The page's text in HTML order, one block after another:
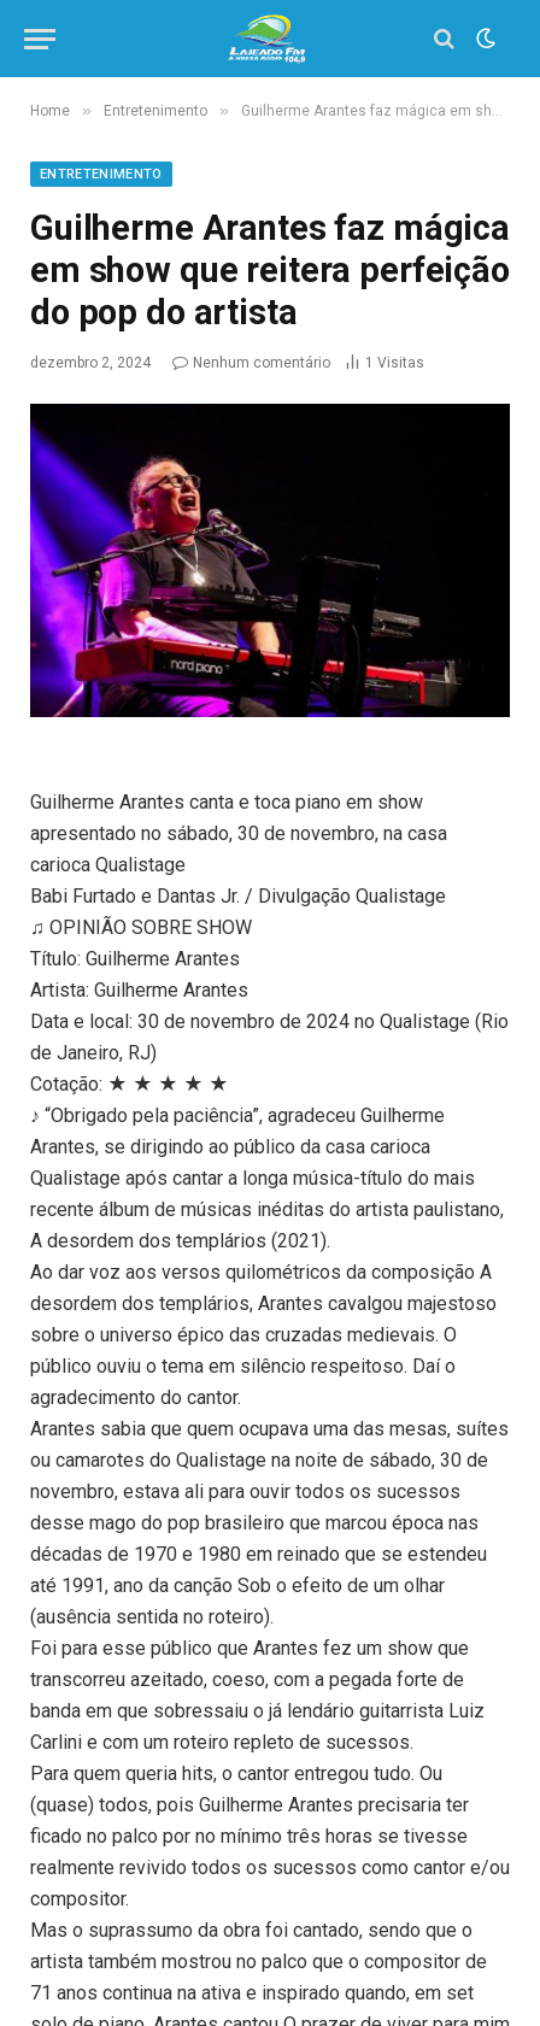
Home » Entretenimento » Guilherme Arantes faz mágica em show que reitera perfeição do pop do artista
ENTRETENIMENTO
Guilherme Arantes faz mágica
em show que reitera perfeição
do pop do artista
dezembro 2, 2024 Nenhum comentário 1 Visitas
Guilherme Arantes canta e toca piano em show
apresentado no sábado, 30 de novembro, na casa
carioca Qualistage
Babi Furtado e Dantas Jr. / Divulgação Qualistage
♫ OPINIÃO SOBRE SHOW
Título: Guilherme Arantes
Artista: Guilherme Arantes
Data e local: 30 de novembro de 2024 no Qualistage (Rio
de Janeiro, RJ)
Cotação: ★ ★ ★ ★ ★
♪ “Obrigado pela paciência”, agradeceu Guilherme
Arantes, se dirigindo ao público da casa carioca
Qualistage após cantar a longa música-título do mais
recente álbum de músicas inéditas do artista paulistano,
A desordem dos templários (2021).
Ao dar voz aos versos quilométricos da composição A
desordem dos templários, Arantes cavalgou majestoso
sobre o universo épico das cruzadas medievais. O
público ouviu o tema em silêncio respeitoso. Daí o
agradecimento do cantor.
Arantes sabia que quem ocupava uma das mesas, suítes
ou camarotes do Qualistage na noite de sábado, 30 de
novembro, estava ali para ouvir todos os sucessos
desse mago do pop brasileiro que marcou época nas
décadas de 1970 e 1980 em reinado que se estendeu
até 1991, ano da canção Sob o efeito de um olhar
(ausência sentida no roteiro).
Foi para esse público que Arantes fez um show que
transcorreu azeitado, coeso, com a pegada forte de
banda em que sobressaiu o já lendário guitarrista Luiz
Carlini e com um roteiro repleto de sucessos.
Para quem queria hits, o cantor entregou tudo. Ou
(quase) todos, pois Guilherme Arantes precisaria ter
ficado no palco por no mínimo três horas se tivesse
realmente revivido todos os sucessos como cantor e/ou
compositor.
Mas o suprassumo da obra foi cantado, sendo que o
artista também mostrou no palco que o compositor de
71 anos continua na ativa e inspirado quando, em set